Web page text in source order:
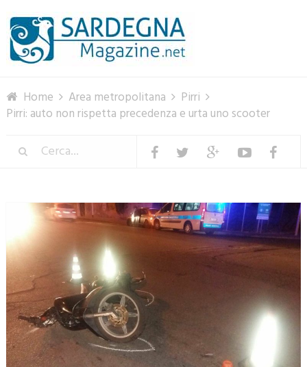
Home Area metropolitana
Pirri
Pirri: auto non rispetta precedenza e urta uno scooter